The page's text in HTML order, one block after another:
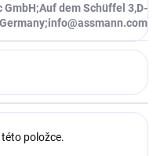
GmbH;Auf dem Schüffel 3,D-
položce.